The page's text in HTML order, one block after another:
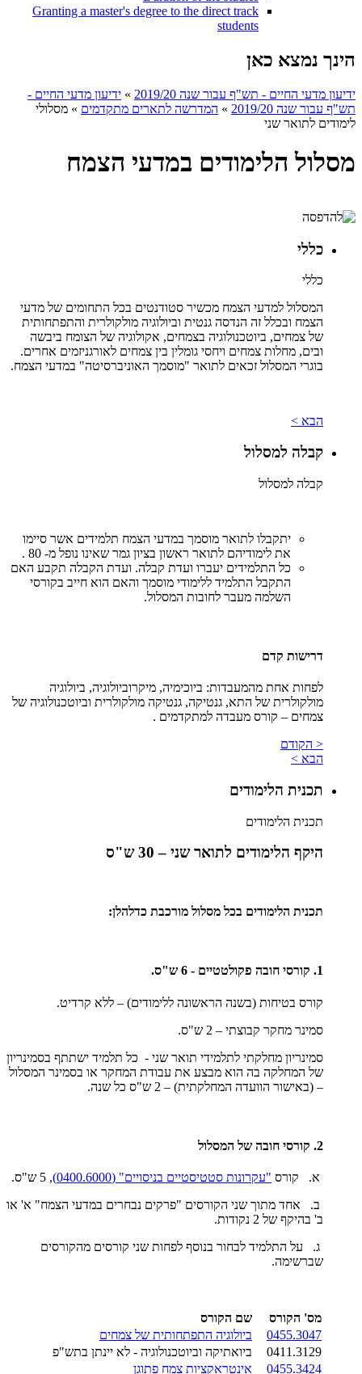
Granting a master's degree to the direct track
students
הינך נמצא כאן
ידיעון מדעי החיים - תש"ף עבור שנה 2019/20 » ידיעון מדעי החיים -
תש"ף עבור שנה 2019/20
» המדרשה לתארים מתקדמים » מסלולי
לימודים לתואר שני
מסלול הלימודים במדעי הצמח
כללי
כללי
המסלול למדעי הצמח מכשיר סטודנטים בכל התחומים של מדעי
הצמח ובכלל זה הנדסה גנטית וביולוגיה מולקולרית והתפתחותית
של צמחים, ביוטכנולוגיה בצמחים, אקולוגיה של הצומח ביבשה
ובים, מחלות צמחים ויחסי גומלין בין צמחים לאורגניזמים אחרים.
בוגרי המסלול זכאים לתואר "מוסמך האוניברסיטה" במדעי הצמח.
הבא >
קבלה למסלול
קבלה למסלול
יתקבלו לתואר מוסמך במדעי הצמח תלמידים אשר סיימו
את לימודיהם לתואר ראשון בציון גמר שאינו נופל מ- 80 .
כל התלמידים יעברו ועדת קבלה. ועדת הקבלה תקבע האם
התקבל התלמיד ללימודי מוסמך והאם הוא חייב בקורסי
השלמה מעבר לחובות המסלול.
דרישות קדם
לפחות אחת מהמעבדות: ביוכימיה, מיקרוביולוגיה, ביולוגיה
מולקולרית של התא, גנטיקה, גנטיקה מולקולרית וביוטכנולוגיה של
צמחים – קורס מעבדה למתקדמים .
< הקודם
הבא >
תכנית הלימודים
תכנית הלימודים
היקף הלימודים לתואר שני – 30 ש"ס
תכנית הלימודים בכל מסלול מורכבת כדלהלן:
1. קורסי חובה פקולטטיים - 6 ש"ס.
קורס בטיחות (בשנה הראשונה ללימודים) – ללא קרדיט.
סמינר מחקר קבוצתי – 2 ש"ס.
סמינריון מחלקתי לתלמידי תואר שני - כל תלמיד ישתתף בסמינריון
של המחלקה בה הוא מבצע את עבודת המחקר או בסמינר המסלול
– (באישור הוועדה המחלקתית) – 2 ש"ס כל שנה.
2. קורסי חובה של המסלול
א. קורס "עקרונות סטטיסטיים בניסויים" (0400.6000)
, 5 ש"ס.
ב. אחד מתוך שני הקורסים "פרקים נבחרים במדעי הצמח" א' או
ב' בהיקף של 2 נקודות.
ג. על התלמיד לבחור בנוסף לפחות שני קורסים מהקורסים
שברשימה.
מס' הקורס
שם הקורס
0455.3047
ביולוגיה התפתחותית של צמחים
0411.3129
ביואתיקה וביוטכנולוגיה - לא יינתן בתש"פ
0455.3424
אינטראקציות צמח פתוגן